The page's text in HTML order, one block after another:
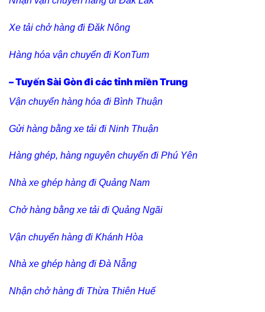
Xe tải chở hàng đi Đăk Nông
Hàng hóa vận chuyển đi KonTum
– Tuyến Sài Gòn đi các tỉnh miền Trung
Vận chuyển hàng hóa đi Bình Thuận
Gửi hàng bằng xe tải đi Ninh Thuận
Hàng ghép, hàng nguyên chuyến đi Phú Yên
Nhà xe ghép hàng đi Quảng Nam
Chở hàng bằng xe tải đi Quảng Ngãi
Vận chuyển hàng đi Khánh Hòa
Nhà xe ghép hàng đi Đà Nẵng
Nhận chở hàng đi Thừa Thiên Huế